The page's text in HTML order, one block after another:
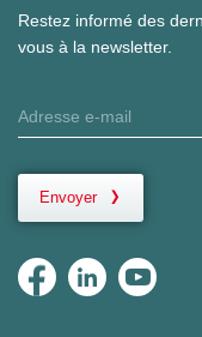
Restez informé des
vous à la newsletter.
Envoyer